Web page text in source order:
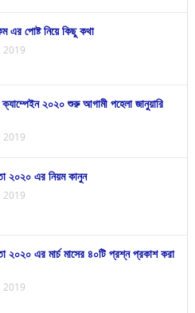
এর পোষ্ট নিয়ে কিছু কথা
2019
২০২০ শুরু আগামী পহেলা জানুয়ারি
2019
২০২০ এর নিয়ম কানুন
2019
২০২০ এর মার্চ মাসের ৪০টি প্রশ্ন প্রকাশ করা
2019